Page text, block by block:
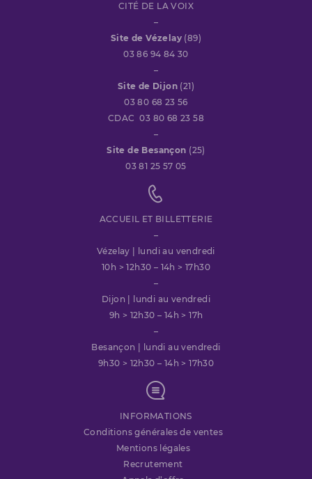
CITÉ DE LA VOIX
–
Site de Vézelay (89)
03 86 94 84 30
–
Site de Dijon (21)
03 80 68 23 56
CDAC 03 80 68 23 58
–
Site de Besançon (25)
03 81 25 57 05
ACCUEIL ET BILLETTERIE
–
Vézelay | lundi au vendredi
10h > 12h30 – 14h > 17h30
–
Dijon | lundi au vendredi
9h > 12h30 – 14h > 17h
–
Besançon | lundi au vendredi
9h30 > 12h30 – 14h > 17h30
INFORMATIONS
Conditions générales de ventes
Mentions légales
Recrutement